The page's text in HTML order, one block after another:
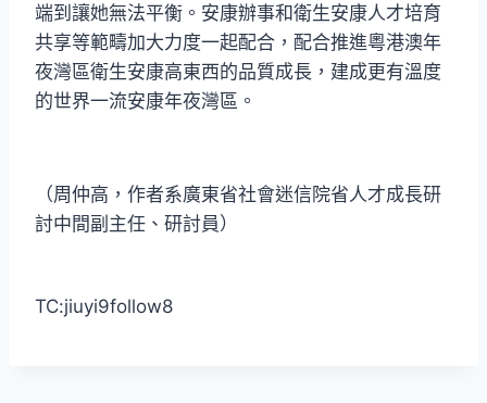
端到讓她無法平衡。安康辦事和衛生安康人才培育
共享等範疇加大力度一起配合，配合推進粵港澳年
夜灣區衛生安康高東西的品質成長，建成更有溫度
的世界一流安康年夜灣區。
（周仲高，作者系廣東省社會迷信院省人才成長研
討中間副主任、研討員）
TC:jiuyi9follow8